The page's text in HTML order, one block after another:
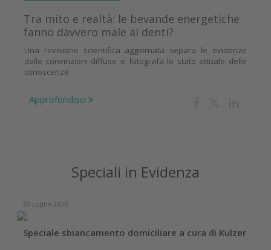
Tra mito e realtà: le bevande energetiche
fanno davvero male ai denti?
Una revisione scientifica aggiornata separa le evidenze
dalle convinzioni diffuse e fotografa lo stato attuale delle
conoscenze
Approfondisci
Speciali in Evidenza
20 Luglio 2026
Speciale sbiancamento domiciliare a cura di Kulzer